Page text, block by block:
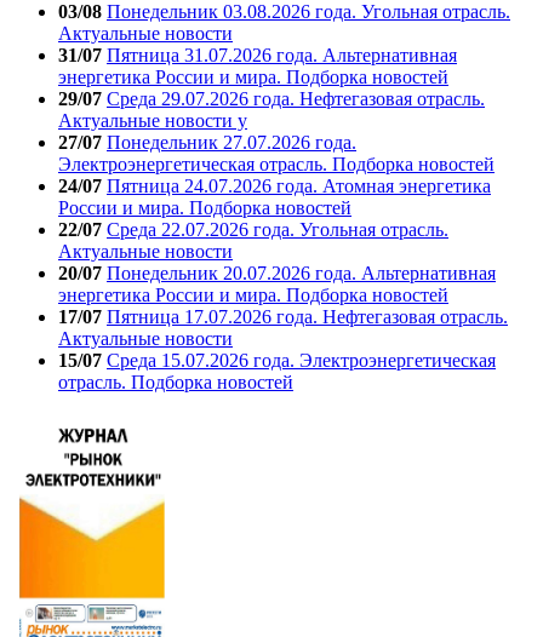
03/08 Понедельник 03.08.2026 года. Угольная отрасль.
Актуальные новости
31/07 Пятница 31.07.2026 года. Альтернативная
энергетика России и мира. Подборка новостей
29/07 Среда 29.07.2026 года. Нефтегазовая отрасль.
Актуальные новости у
27/07 Понедельник 27.07.2026 года.
Электроэнергетическая отрасль. Подборка новостей
24/07 Пятница 24.07.2026 года. Атомная энергетика
России и мира. Подборка новостей
22/07 Среда 22.07.2026 года. Угольная отрасль.
Актуальные новости
20/07 Понедельник 20.07.2026 года. Альтернативная
энергетика России и мира. Подборка новостей
17/07 Пятница 17.07.2026 года. Нефтегазовая отрасль.
Актуальные новости
15/07 Среда 15.07.2026 года. Электроэнергетическая
отрасль. Подборка новостей